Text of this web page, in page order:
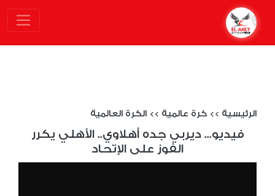
الرئيسية >> كرة عالمية >> الكرة العالمية
فيديو... ديربي جده أهلاوي.. الأهلي يكرر
الفوز على الإتحاد